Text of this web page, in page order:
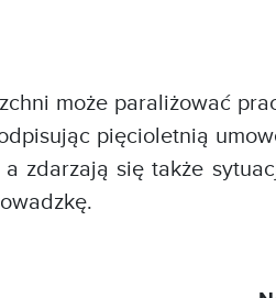
może paraliżować
pięcioletnią
zdarzają się także